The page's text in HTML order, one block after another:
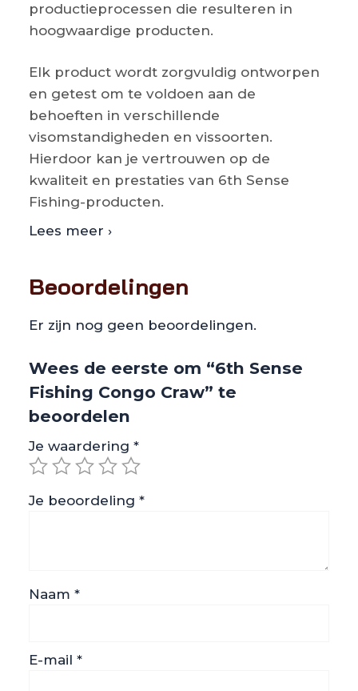
productieprocessen die resulteren in
hoogwaardige producten.
Elk product wordt zorgvuldig ontworpen
en getest om te voldoen aan de
behoeften in verschillende
visomstandigheden en vissoorten.
Hierdoor kan je vertrouwen op de
kwaliteit en prestaties van 6th Sense
Fishing-producten.
Lees meer ›
Beoordelingen
Er zijn nog geen beoordelingen.
Wees de eerste om “6th Sense
Fishing Congo Craw” te
beoordelen
Je waardering *
Je beoordeling *
Naam *
E-mail *